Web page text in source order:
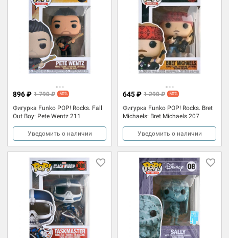
Фигурка Funko POP! Rocks. Fall
Out Boy: Pete Wentz 211
896 ₽ 1 790 ₽ -50%
Уведомить о наличии
Фигурка Funko POP! Rocks. Bret
Michaels: Bret Michaels 207
645 ₽ 1 290 ₽ -50%
Уведомить о наличии